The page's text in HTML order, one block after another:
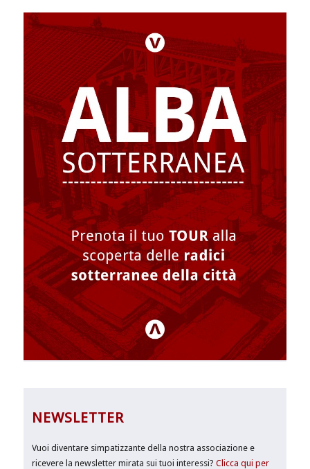
NEWSLETTER
Vuoi diventare simpatizzante della nostra associazione e
ricevere la newsletter mirata sui tuoi interessi?Clicca qui per